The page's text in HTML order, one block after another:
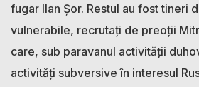
fugar Ilan Șor. Restul au fost tineri
vulnerabile, recrutați de preoții
care, sub paravanul activității
activități subversive în interesul